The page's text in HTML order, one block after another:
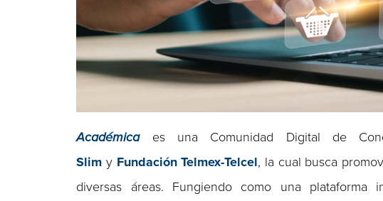
Académicaes una Comunidad Digital de
Slim y Fundación Telmex-Telcel, la cual busca
diversas áreas. Fungiendo como una plataforma